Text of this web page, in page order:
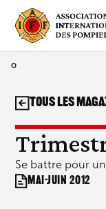
contenu
Se battre pour
mai-juin 2012
Tous les